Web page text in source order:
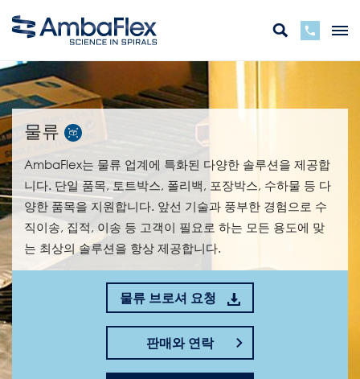
물류
AmbaFlex는 물류 업계에 특화된 다양한 솔루션을 제공합
니다. 단일 품목, 토트박스, 폴리백, 포장박스, 수하물 등 다
양한 품목을 지원합니다. 앞선 기술과 풍부한 경험으로 수
직이송, 집적, 이송 등 고객이 필요로 하는 모든 용도에 맞
는 최상의 솔루션을 항상 제공합니다.
물류 브로셔 요청
판매와 연락